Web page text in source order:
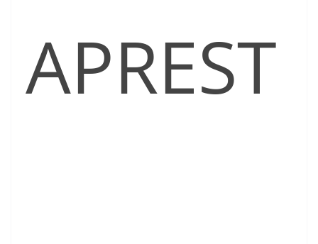
APREST